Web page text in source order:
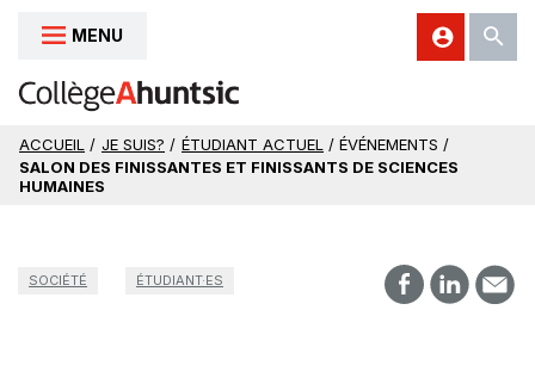
Aller au contenu
MENU
ACCUEIL / JE SUIS? / ÉTUDIANT ACTUEL
/ ÉVÉNEMENTS /
SALON DES FINISSANTES ET FINISSANTS DE SCIENCES
HUMAINES
SOCIÉTÉ ÉTUDIANT·ES